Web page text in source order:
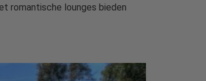
romantische lounges bieden